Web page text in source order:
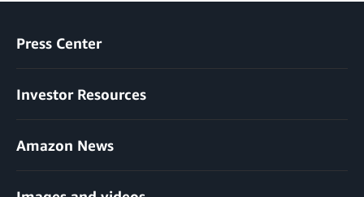
Press Center
Investor Resources
Amazon News